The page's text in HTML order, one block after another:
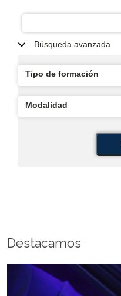
Búsqueda avanzada
Tipo de formación
Modalidad
Destacamos